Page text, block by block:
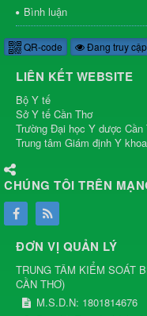
Bình luận
QR-code Đang truy
LIÊN KẾT WEBSITE
Bộ Y tế
Sở Y tế Cần Thơ
Trường Đại học Y dược Cần
Trung tâm Giám định Y
CHÚNG TÔI TRÊN
ĐƠN VỊ QUẢN LÝ
TRUNG TÂM KIỂM SOÁT
CẦN THƠ)
M.S.D.N: 1801814676